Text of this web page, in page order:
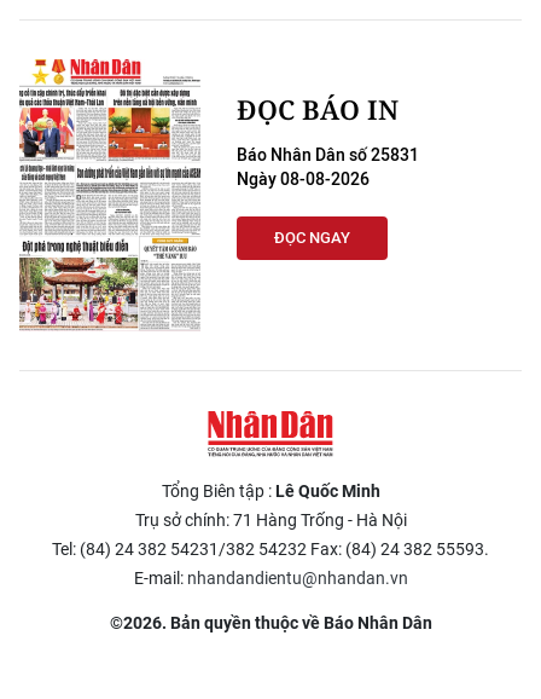
ĐỌC BÁO IN
Báo Nhân Dân số 25831
Ngày 08-08-2026
ĐỌC NGAY
Tổng Biên tập :Lê Quốc Minh
Trụ sở chính: 71 Hàng Trống - Hà Nội
Tel: (84) 24 382 54231/382 54232 Fax: (84) 24 382 55593.
E-mail: nhandandientu@nhandan.vn
©2026. Bản quyền thuộc về Báo Nhân Dân